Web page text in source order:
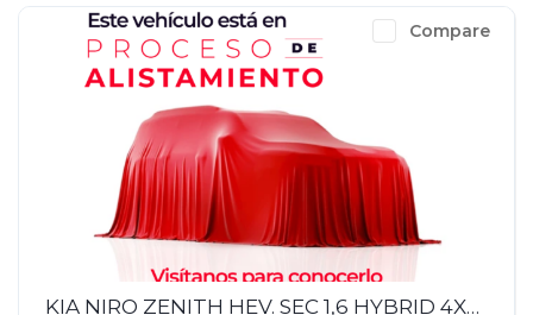
Compare
KIA NIRO ZENITH HEV. SEC 1,6 HYBRID 4X2 2025